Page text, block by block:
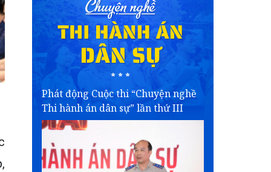
Phát động Cuộc thi “Chuyện nghề
Thi hành án dân sự” lần thứ III